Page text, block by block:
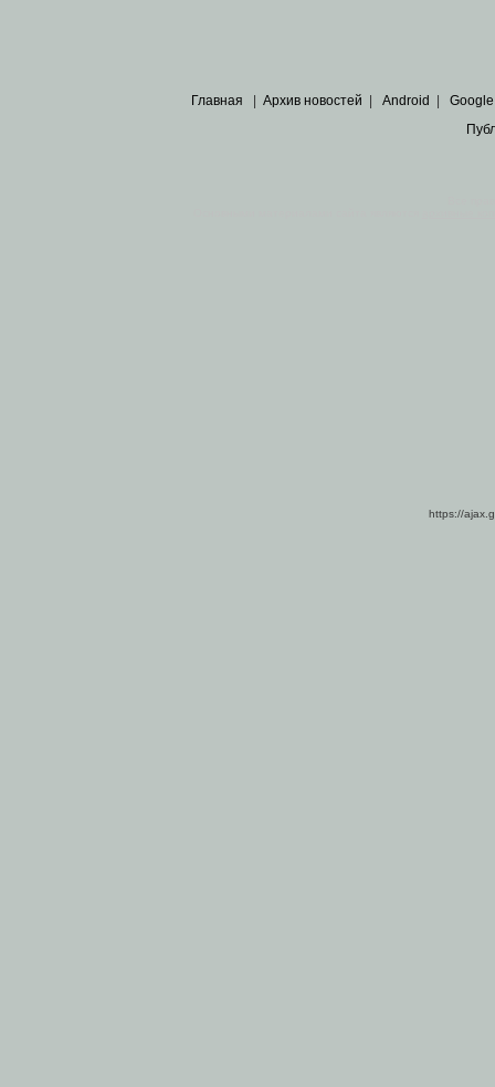
Главная Архив новостей Android Google
https://